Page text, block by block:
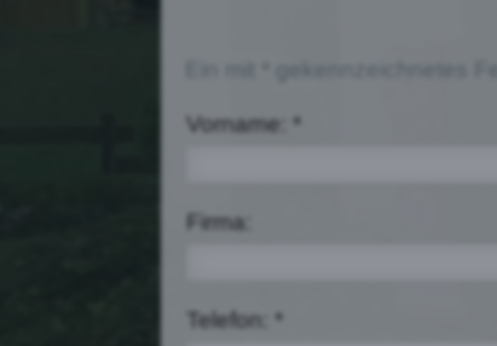
Vorname: *
Firma:
Telefon: *